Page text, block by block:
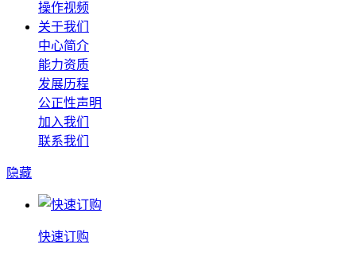
操作视频
关于我们
中心简介
能力资质
发展历程
公正性声明
加入我们
联系我们
隐藏
快速订购